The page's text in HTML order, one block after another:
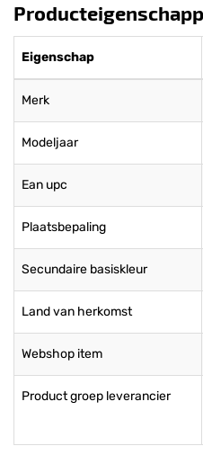
Eigenschap
Merk
Modeljaar
Ean upc
Plaatsbepaling
Secundaire basiskleur
Land van herkomst
Webshop item
Product groep leverancier